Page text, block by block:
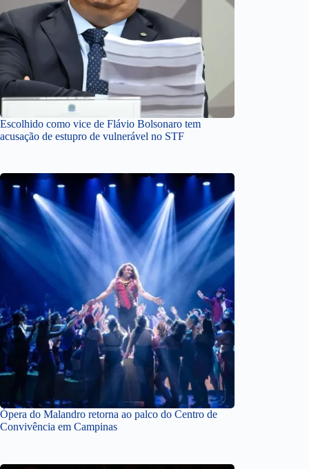
Escolhido como vice de Flávio Bolsonaro tem
acusação de estupro de vulnerável no STF
Ópera do Malandro retorna ao palco do Centro de
Convivência em Campinas